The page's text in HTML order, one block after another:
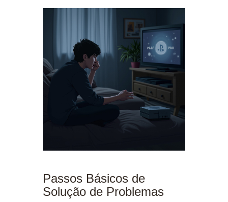
Passos Básicos de
Solução de Problemas